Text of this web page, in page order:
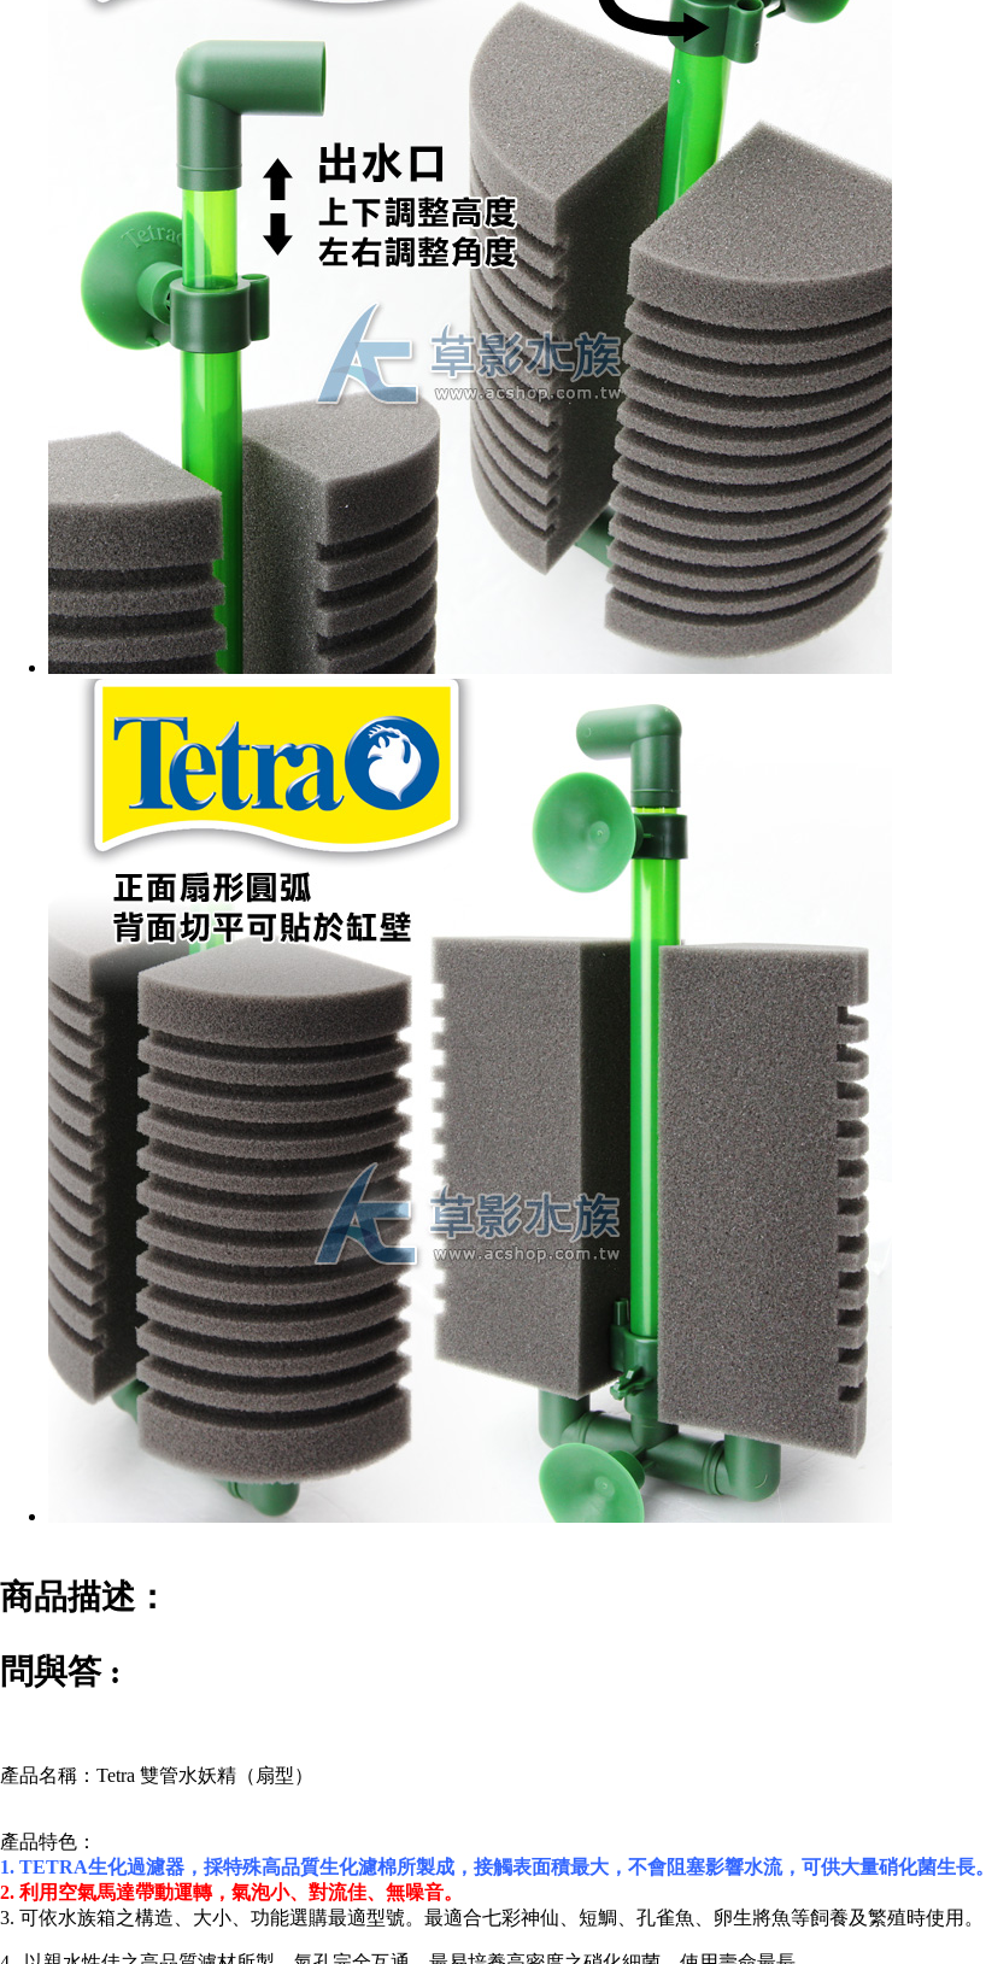
商品描述：
問與答 :
產品名稱：Tetra 雙管水妖精（扇型）
產品特色：
1. TETRA生化過濾器，採特殊高品質生化濾棉所製成，接觸表面積最大，不會阻塞影響水流，可供大量硝化菌生長。
2. 利用空氣馬達帶動運轉，氣泡小、對流佳、無噪音。
3. 可依水族箱之構造、大小、功能選購最適型號。最適合七彩神仙、短鯛、孔雀魚、卵生將魚等飼養及繁殖時使用。